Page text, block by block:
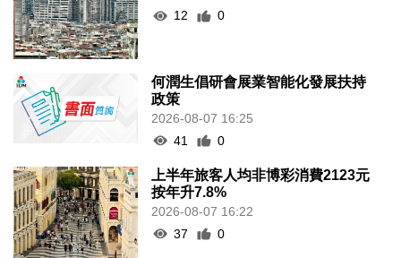
12
0
何潤生倡研會展業智能化發展扶持
政策
2026-08-07 16:25
41
0
上半年旅客人均非博彩消費2123元
按年升7.8%
2026-08-07 16:22
37
0